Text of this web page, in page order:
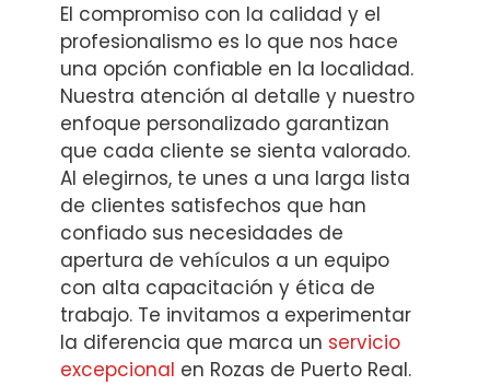
El compromiso con la calidad y el
profesionalismo es lo que nos hace
una opción confiable en la localidad.
Nuestra atención al detalle y nuestro
enfoque personalizado garantizan
que cada cliente se sienta valorado.
Al elegirnos, te unes a una larga lista
de clientes satisfechos que han
confiado sus necesidades de
apertura de vehículos a un equipo
con alta capacitación y ética de
trabajo. Te invitamos a experimentar
la diferencia que marca un servicio
excepcional en Rozas de Puerto Real.